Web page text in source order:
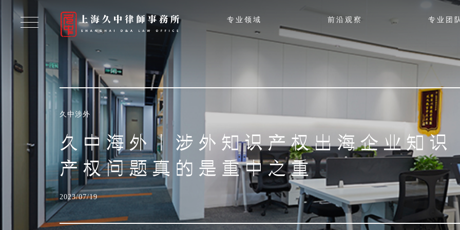
久中涉外
久中海外丨涉外知识产权出海企业知识
产权问题真的是重中之重
2023/07/19
专业领域 前沿观察 专业团